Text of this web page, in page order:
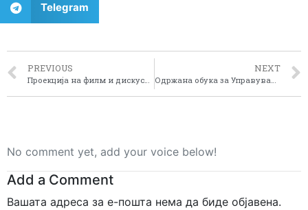
Telegram
PREVIOUS NEXT
No comment yet, add your voice below!
Add a Comment
Вашата адреса за е-пошта нема да биде објавена.